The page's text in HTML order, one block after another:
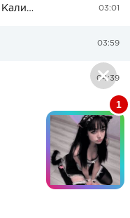
Бумбокс - Ой У Лузі Червона Калина 03:01
03:59
04:39
1